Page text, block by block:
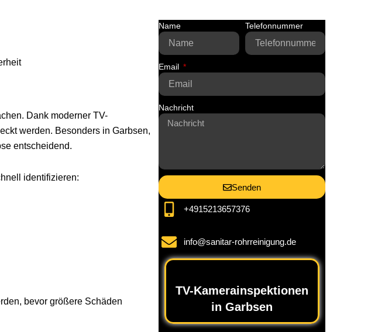
Dank moderner TV-
werden. Besonders in Garbsen,
entscheidend.
identifizieren:
bevor größere Schäden
Name Telefonnummer
Email
Nachricht
Senden
+4915213657376
info@sanitar-rohrreinigung.de
TV-Kamerainspektionen
in Garbsen